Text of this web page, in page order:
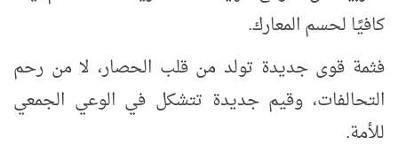
كافيًا لحسم المعارك.
فثمة قوى جديدة تولد من قلب الحصار، لا من رحم
التحالفات، وقيم جديدة تتشكل في الوعي الجمعي
للأمة.